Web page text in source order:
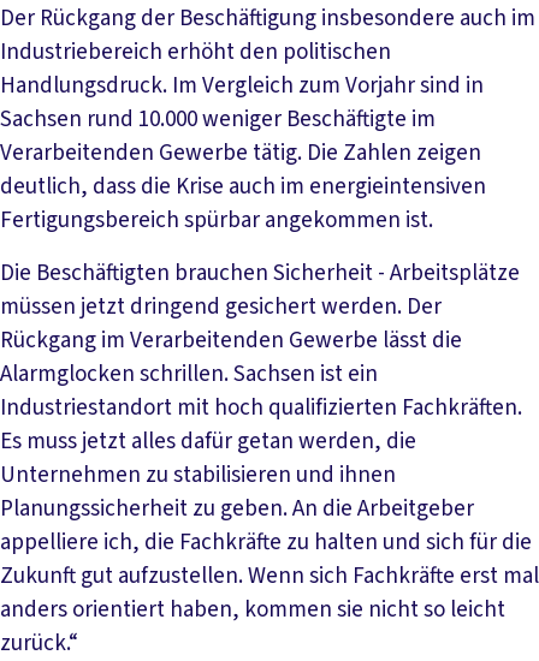
Der Rückgang der Beschäftigung insbesondere auch im
Industriebereich erhöht den politischen
Handlungsdruck. Im Vergleich zum Vorjahr sind in
Sachsen rund 10.000 weniger Beschäftigte im
Verarbeitenden Gewerbe tätig. Die Zahlen zeigen
deutlich, dass die Krise auch im energieintensiven
Fertigungsbereich spürbar angekommen ist.
Die Beschäftigten brauchen Sicherheit - Arbeitsplätze
müssen jetzt dringend gesichert werden. Der
Rückgang im Verarbeitenden Gewerbe lässt die
Alarmglocken schrillen. Sachsen ist ein
Industriestandort mit hoch qualifizierten Fachkräften.
Es muss jetzt alles dafür getan werden, die
Unternehmen zu stabilisieren und ihnen
Planungssicherheit zu geben. An die Arbeitgeber
appelliere ich, die Fachkräfte zu halten und sich für die
Zukunft gut aufzustellen. Wenn sich Fachkräfte erst mal
anders orientiert haben, kommen sie nicht so leicht
zurück.“